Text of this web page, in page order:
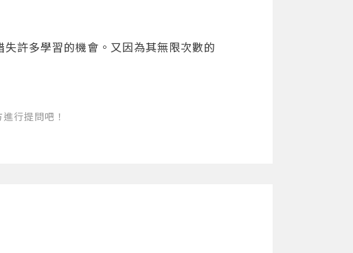
許多學習的機會。又因為其無限次數的
行提問吧！